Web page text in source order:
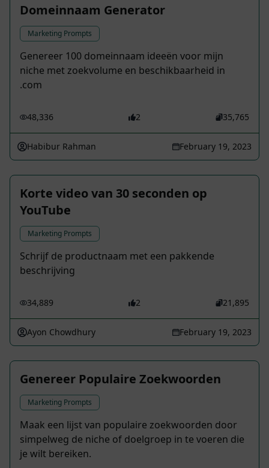
Domeinnaam Generator
Marketing Prompts
Genereer 100 domeinnaam ideeën voor mijn
niche met zoekvolume en beschikbaarheid in
.com
48,336 2 35,765
Habibur Rahman February 19, 2023
Korte video van 30 seconden op
YouTube
Marketing Prompts
Schrijf de productnaam met een pakkende
beschrijving
34,889 2 21,895
Ayon Chowdhury February 19, 2023
Genereer Populaire Zoekwoorden
Marketing Prompts
Maak een lijst van populaire zoekwoorden door
simpelweg de niche of doelgroep in te voeren die
je wilt bereiken.